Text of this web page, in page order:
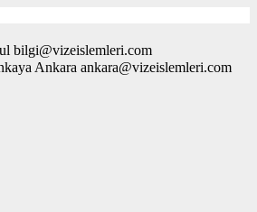
bilgi@vizeislemleri.com
Ankara ankara@vizeislemleri.com